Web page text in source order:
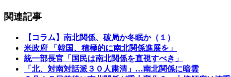
関連記事
【コラム】南北関係、破局か冬眠か（１）
米政府 「韓国、積極的に南北関係進展を」
統一部長官「国民は南北関係を直視すべき」
「北、対南対話派３０人粛清」…南北関係に暗雲